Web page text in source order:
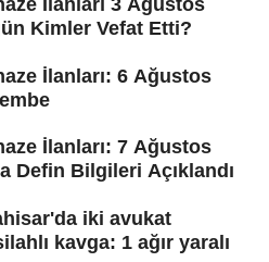
Kimler Vefat Etti?
İlanları: 6 Ağustos
İlanları: 7 Ağustos
Defin Bilgileri Açıklandı
iki avukat
kavga: 1 ağır yaralı